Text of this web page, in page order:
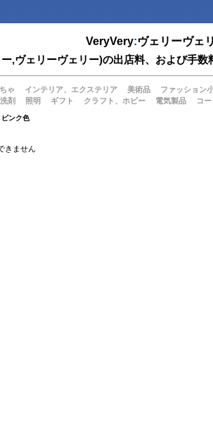
VeryVery:ヴェリーヴェ
,ヴェリーヴェリー)の出店料、および手
ゃ インテリア、エクステリア 美術品 ファッション
剤 照明 ギフト クラフト、ホビー 電気製品 コ
ンク色
きません